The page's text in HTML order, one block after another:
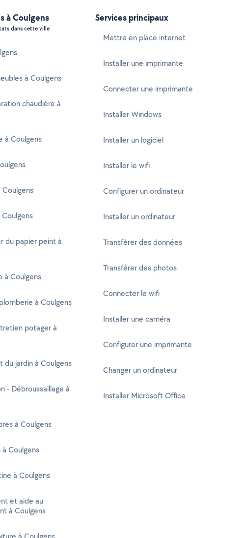
à Coulgens
dans cette ville
à Coulgens
chaudière à
à Coulgens
Coulgens
du papier peint à
à Coulgens
à Coulgens
potager à
du jardin à Coulgens
- Débroussaillage à
à Coulgens
Coulgens
à Coulgens
et aide au
à Coulgens
Services principaux
Mettre en place internet
Installer une imprimante
Connecter une imprimante
Installer Windows
Installer un logiciel
Installer le wifi
Configurer un ordinateur
Installer un ordinateur
Transférer des données
Transférer des photos
Connecter le wifi
Installer une caméra
Configurer une imprimante
Changer un ordinateur
Installer Microsoft Office